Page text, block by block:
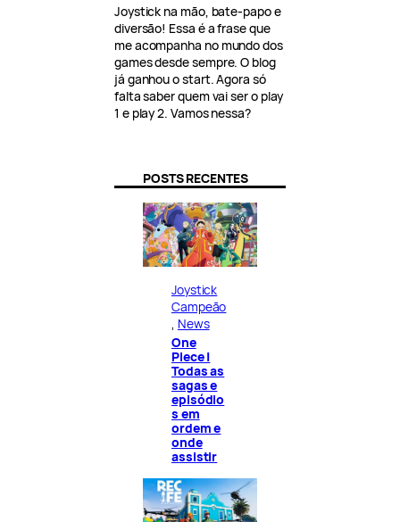
Joystick na mão, bate-papo e
diversão! Essa é a frase que
me acompanha no mundo dos
games desde sempre. O blog
já ganhou o start. Agora só
falta saber quem vai ser o play
1 e play 2. Vamos nessa?
POSTS RECENTES
Joystick
Campeão
News
One
Piece |
Todas as
sagas e
episódio
s em
ordem e
onde
assistir